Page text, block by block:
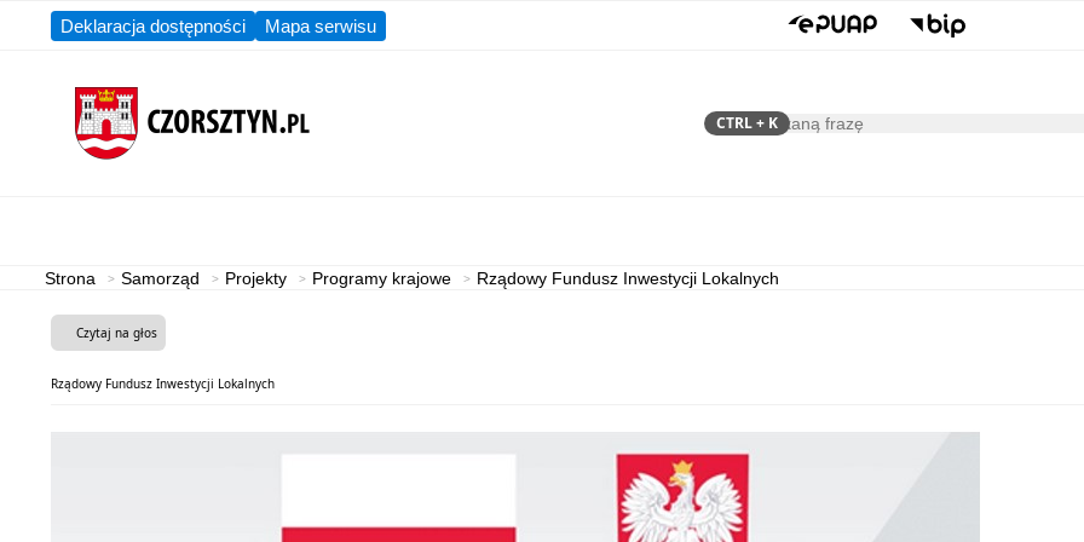
Deklaracja dostępności Mapa serwisu
Szukaj
CTRL+ K
Strona Samorząd Projekty Programy krajowe Rządowy Fundusz Inwestycji Lokalnych
Czytaj na głos
Rządowy Fundusz Inwestycji Lokalnych